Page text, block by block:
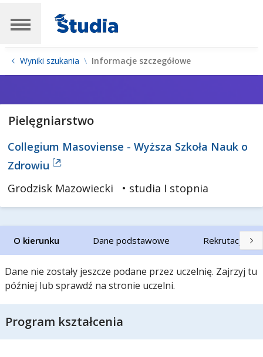
Wyniki szukania Informacje szczegółowe
Pielęgniarstwo
Collegium Masoviense - Wyższa Szkoła Nauk o
Zdrowiu
Grodzisk Mazowiecki
• studia I stopnia
O kierunku Dane podstawowe Rekrutacja
Dane nie zostały jeszcze podane przez uczelnię. Zajrzyj tu
później lub sprawdź na stronie uczelni.
Program kształcenia